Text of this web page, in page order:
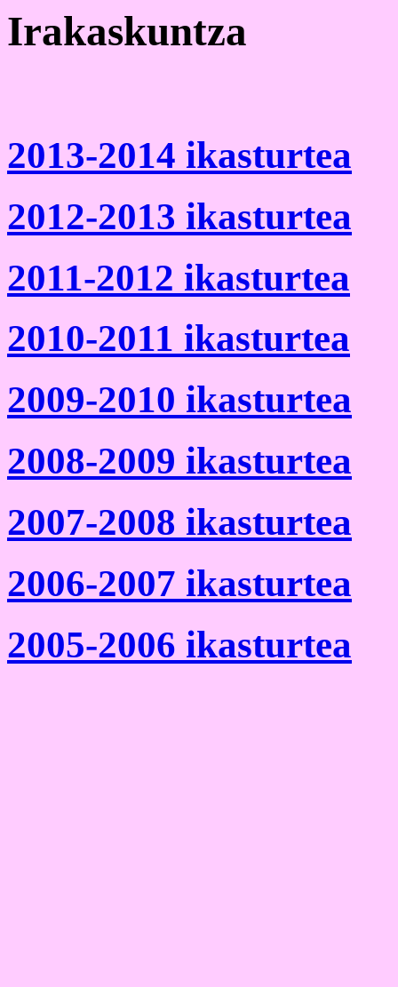
Irakaskuntza
2013-2014 ikasturtea
2012-2013 ikasturtea
2011-2012 ikasturtea
2010-2011 ikasturtea
2009-2010 ikasturtea
2008-2009 ikasturtea
2007-2008 ikasturtea
2006-2007 ikasturtea
2005-2006 ikasturtea